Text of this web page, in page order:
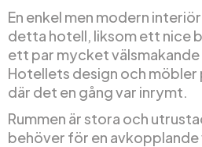
En enkel men modern
detta hotell, liksom ett nice
ett par mycket
Hotellets design och möbler
där det en gång var inrymt.
Rummen är stora och
behöver för en avkopplande